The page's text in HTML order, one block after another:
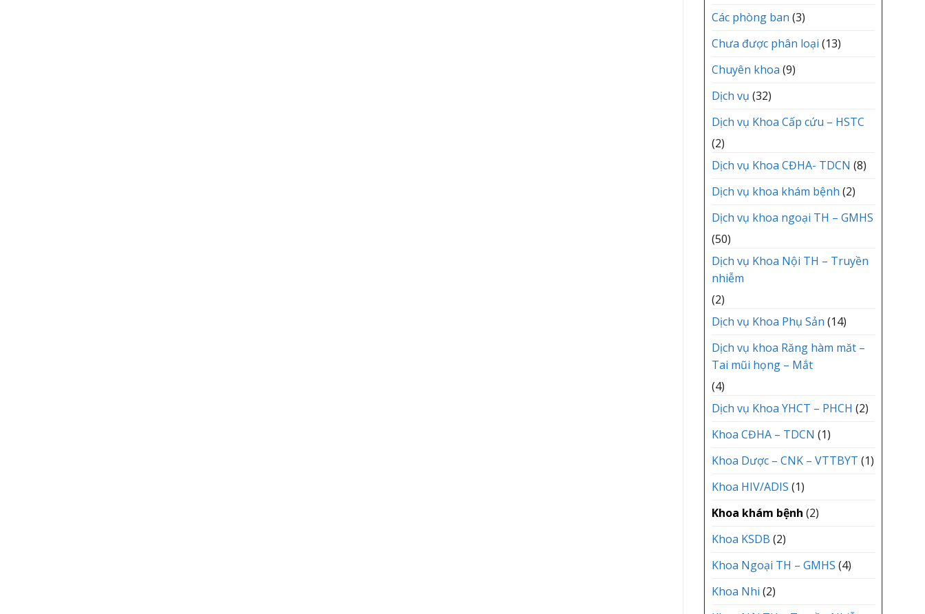
Các phòng ban (3)
Chưa được phân loại (13)
Chuyên khoa (9)
Dịch vụ (32)
Dịch vụ Khoa Cấp cứu – HSTC
(2)
Dịch vụ Khoa CĐHA- TDCN (8)
Dịch vụ khoa khám bệnh (2)
Dịch vụ khoa ngoại TH – GMHS
(50)
Dịch vụ Khoa Nội TH – Truyền
nhiễm
(2)
Dịch vụ Khoa Phụ Sản (14)
Dịch vụ khoa Răng hàm măt –
Tai mũi họng – Mắt
(4)
Dịch vụ Khoa YHCT – PHCH (2)
Khoa CĐHA – TDCN (1)
Khoa Dược – CNK – VTTBYT (1)
Khoa HIV/ADIS (1)
Khoa khám bệnh (2)
Khoa KSDB (2)
Khoa Ngoại TH – GMHS (4)
Khoa Nhi (2)